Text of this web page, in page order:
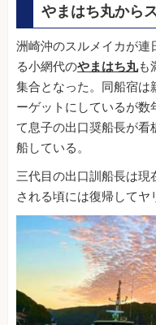
やまはち丸から
洲崎沖のスルメイカが連
る小網代のやまはち丸も
集合となった。同船宿は
ーゲットにしているが数
て息子の出口奨船長が
船している。
三代目の出口訓船長は現
される頃には復帰してヤ